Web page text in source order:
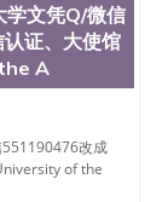
学文凭Q/微信
证、大使馆
A
改成
of the